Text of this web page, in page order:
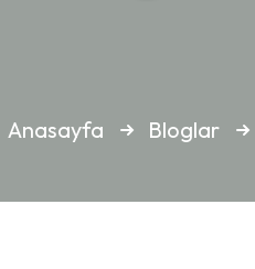
Anasayfa Bloglar